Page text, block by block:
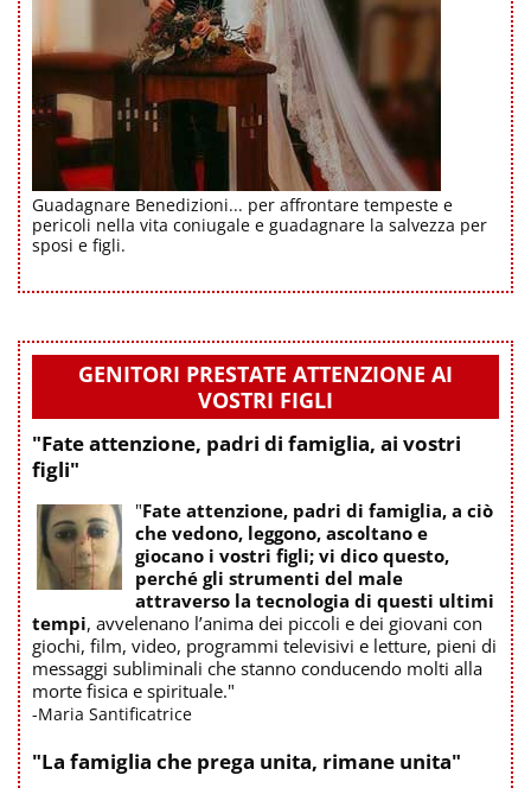
Guadagnare Benedizioni... per affrontare tempeste e
pericoli nella vita coniugale e guadagnare la salvezza per
sposi e figli.
GENITORI PRESTATE ATTENZIONE AI
VOSTRI FIGLI
"Fate attenzione, padri di famiglia, ai vostri
figli"
"Fate attenzione, padri di famiglia, a ciò
che vedono, leggono, ascoltano e
giocano i vostri figli; vi dico questo,
perché gli strumenti del male
attraverso la tecnologia di questi ultimi
tempi, avvelenano l’anima dei piccoli e dei giovani con
giochi, film, video, programmi televisivi e letture, pieni di
messaggi subliminali che stanno conducendo molti alla
morte fisica e spirituale."
-Maria Santificatrice
"La famiglia che prega unita, rimane unita"